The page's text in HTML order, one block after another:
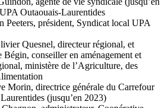
Outaouais-Laurentides
Peeters, président, Syndicat local UPA
Quesnel, directeur régional, et
Bégin, conseiller en aménagement et
ministère de l’Agriculture, des
Morin, directrice générale du Carrefour
(jusqu’en 2023)